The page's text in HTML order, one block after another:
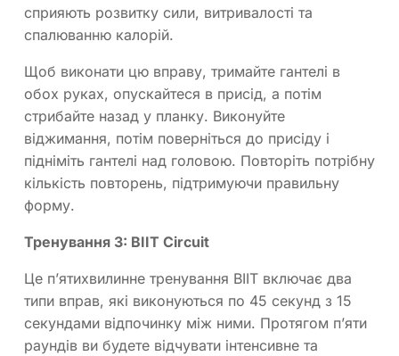
сприяють розвитку сили, витривалості та
спалюванню калорій.
Щоб виконати цю вправу, тримайте гантелі в
обох руках, опускайтеся в присід, а потім
стрибайте назад у планку. Виконуйте
віджимання, потім поверніться до присіду і
підніміть гантелі над головою. Повторіть потрібну
кількість повторень, підтримуючи правильну
форму.
Тренування 3: ВIIT Circuit
Це п’ятихвилинне тренування ВIIT включає два
типи вправ, які виконуються по 45 секунд з 15
секундами відпочинку між ними. Протягом п’яти
раундів ви будете відчувати інтенсивне та